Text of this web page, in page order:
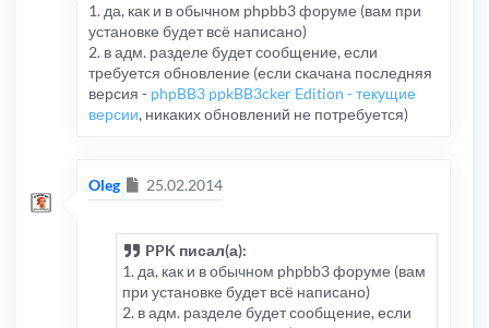
1. да, как и в обычном phpbb3 форуме (вам при
установке будет всё написано)
2. в адм. разделе будет сообщение, если
требуется обновление (если скачана последняя
версия - phpBB3 ppkBB3cker Edition - текущие
версии, никаких обновлений не потребуется)
Oleg Сообщение
25.02.2014
PPK писал(а):
1. да, как и в обычном phpbb3 форуме (вам
при установке будет всё написано)
2. в адм. разделе будет сообщение, если